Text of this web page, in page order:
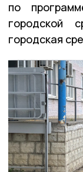
по
городской
городская